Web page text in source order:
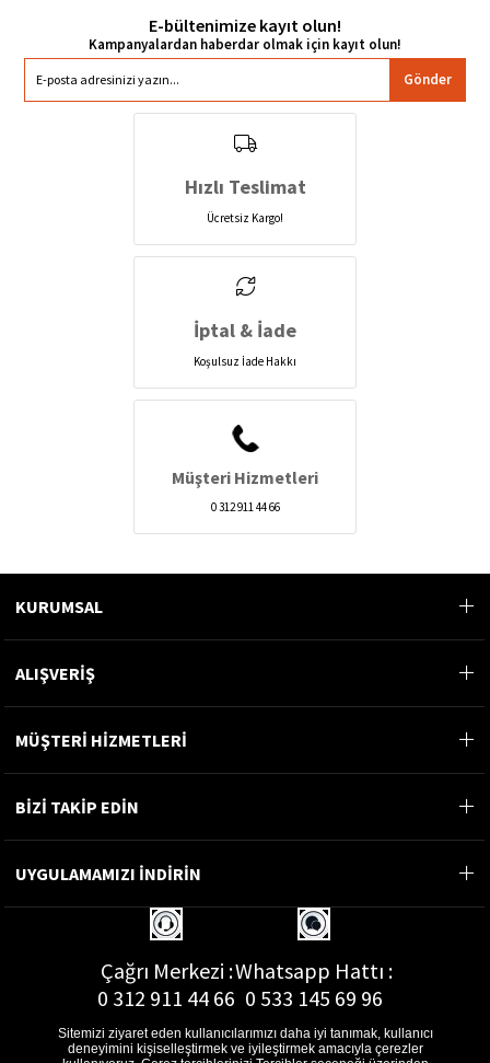
E-bültenimize kayıt olun!
Gönder
Hızlı Teslimat
Ücretsiz Kargo!
İptal & İade
Koşulsuz İade Hakkı
Müşteri Hizmetleri
0 312 911 44 66
KURUMSAL
ALIŞVERİŞ
MÜŞTERİ HİZMETLERİ
BİZİ TAKİP EDİN
UYGULAMAMIZI İNDİRİN
Çağrı Merkezi :
0 312 911 44 66
Whatsapp Hattı :
0 533 145 69 96
Sitemizi ziyaret eden kullanıcılarımızı daha iyi tanımak, kullanıcı
deneyimini kişiselleştirmek ve iyileştirmek amacıyla çerezler